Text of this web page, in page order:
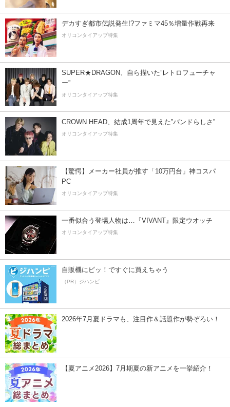
デカすぎ都市伝説発生!?ファミマ45％増量作戦再来
オリコンタイアップ特集
SUPER★DRAGON、自ら描いた”レトロフューチャ
ー”
オリコンタイアップ特集
CROWN HEAD、結成1周年で見えた”バンドらしさ”
オリコンタイアップ特集
【驚愕】メーカー社員が推す「10万円台」神コスパ
PC
オリコンタイアップ特集
一番似合う登場人物は…『VIVANT』限定ウオッチ
オリコンタイアップ特集
自販機にピッ！ですぐに買えちゃう
（PR）ジハンピ
2026年7月夏ドラマも、注目作＆話題作が勢ぞろい！
【夏アニメ2026】7月期夏の新アニメを一挙紹介！